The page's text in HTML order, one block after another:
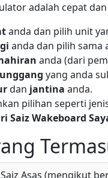
adalah cepat
anda dan pilih unit
anda dan pilih sama
anda (dari
yang anda
dan jantina anda.
pilihan seperti
Saiz Wakeboard
Asas (mengikut